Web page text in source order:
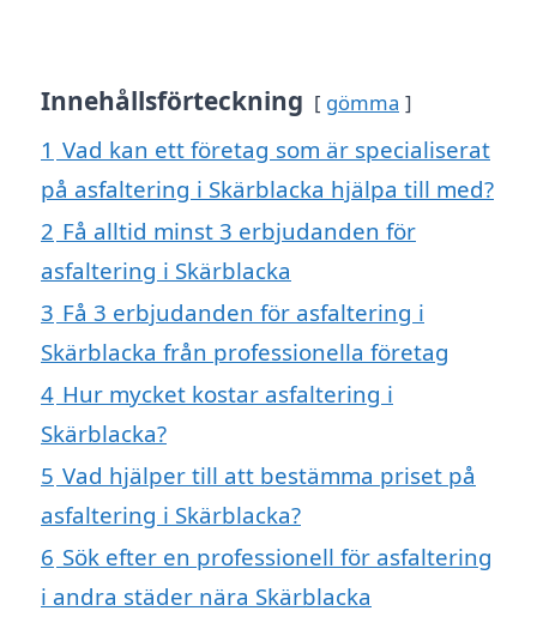
Innehållsförteckning gömma
1 Vad kan ett företag som är specialiserat
på asfaltering i Skärblacka hjälpa till med?
2 Få alltid minst 3 erbjudanden för
asfaltering i Skärblacka
3 Få 3 erbjudanden för asfaltering i
Skärblacka från professionella företag
4 Hur mycket kostar asfaltering i
Skärblacka?
5 Vad hjälper till att bestämma priset på
asfaltering i Skärblacka?
6 Sök efter en professionell för asfaltering
i andra städer nära Skärblacka